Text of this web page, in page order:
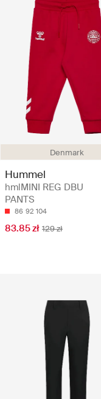
Denmark
Hummel
hmlMINI REG DBU
PANTS
86 92 104
83.85 zł 129 zł